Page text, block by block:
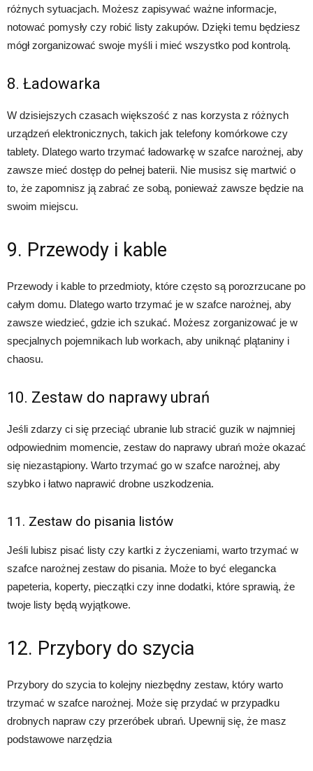
różnych sytuacjach. Możesz zapisywać ważne informacje,
notować pomysły czy robić listy zakupów. Dzięki temu będziesz
mógł zorganizować swoje myśli i mieć wszystko pod kontrolą.
8. Ładowarka
W dzisiejszych czasach większość z nas korzysta z różnych
urządzeń elektronicznych, takich jak telefony komórkowe czy
tablety. Dlatego warto trzymać ładowarkę w szafce narożnej, aby
zawsze mieć dostęp do pełnej baterii. Nie musisz się martwić o
to, że zapomnisz ją zabrać ze sobą, ponieważ zawsze będzie na
swoim miejscu.
9. Przewody i kable
Przewody i kable to przedmioty, które często są porozrzucane po
całym domu. Dlatego warto trzymać je w szafce narożnej, aby
zawsze wiedzieć, gdzie ich szukać. Możesz zorganizować je w
specjalnych pojemnikach lub workach, aby uniknąć plątaniny i
chaosu.
10. Zestaw do naprawy ubrań
Jeśli zdarzy ci się przeciąć ubranie lub stracić guzik w najmniej
odpowiednim momencie, zestaw do naprawy ubrań może okazać
się niezastąpiony. Warto trzymać go w szafce narożnej, aby
szybko i łatwo naprawić drobne uszkodzenia.
11. Zestaw do pisania listów
Jeśli lubisz pisać listy czy kartki z życzeniami, warto trzymać w
szafce narożnej zestaw do pisania. Może to być elegancka
papeteria, koperty, pieczątki czy inne dodatki, które sprawią, że
twoje listy będą wyjątkowe.
12. Przybory do szycia
Przybory do szycia to kolejny niezbędny zestaw, który warto
trzymać w szafce narożnej. Może się przydać w przypadku
drobnych napraw czy przeróbek ubrań. Upewnij się, że masz
podstawowe narzędzia